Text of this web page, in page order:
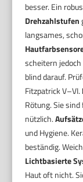
besser. Ein
Drehzahlstufen
langsames,
scheitern
blind darauf.
Fitzpatrick V–VI.
Rötung. Sie
nützlich.
und Hygiene.
beständig.
Lichtbasierte
Haut oft nicht.